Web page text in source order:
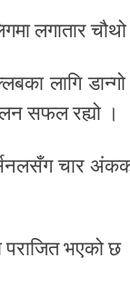
लगातार
लागि
सफल रह्यो ।
चार
पराजित भएको छ